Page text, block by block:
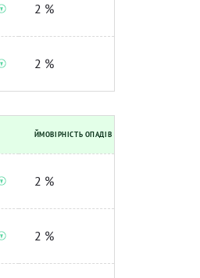
2 %
2 %
ЙМОВІРНІСТЬ ОПАДІВ
2 %
2 %